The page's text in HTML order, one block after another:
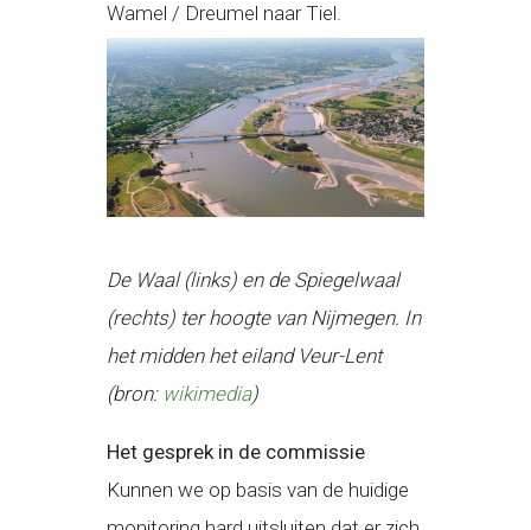
Wamel / Dreumel naar Tiel.
De Waal (links) en de Spiegelwaal
(rechts) ter hoogte van Nijmegen. In
het midden het eiland Veur-Lent
(bron: wikimedia)
Het gesprek in de commissie
Kunnen we op basis van de huidige